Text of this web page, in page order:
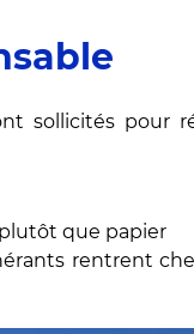
sollicités pour
que papier
rentrent